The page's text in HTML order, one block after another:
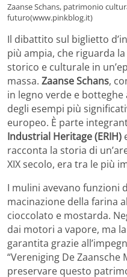
Zaanse Schans, patrimonio
futuro(www.pinkblog.it)
Il dibattito sul biglietto
più ampia, che riguarda
storico e culturale in
massa. Zaanse Schans,
in legno verde e
degli esempi più
europeo. È parte
Industrial Heritage (ERIH)
racconta la storia di
XIX secolo, era tra le più
I mulini avevano funzioni
macinazione della farina
cioccolato e mostarda.
dai motori a vapore, ma
garantita grazie
“Vereniging De Zaansche
preservare questo